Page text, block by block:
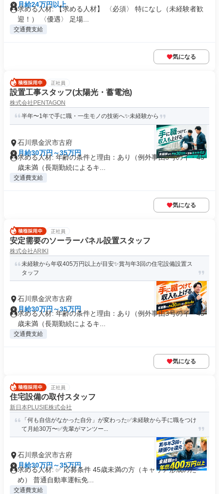
月給24万円以上
求める人材: 【求める人材】 〈必須〉 特になし（未経験者歓
迎！） 〈優遇〉 足場...
交通費支給
気になる
正社員
設置工事スタッフ(太陽光・蓄電池)
株式会社PENTAGON
半年〜1年で手に職・一生モノの技術へ✨未経験から
石川県金沢市古府
月給30万円～35万円
求める人材: 年齢の条件と理由：あり（例外事由3号のイ・45
歳未満（長期勤続によるキ...
交通費支給
気になる
正社員
安定需要のソーラーパネル設置スタッフ
株式会社ARIKI
未経験から年収405万円以上が目安✨賞与年3回の住宅設備設置ス
タッフ
石川県金沢市古府
月給30万円～35万円
求める人材: 年齢の条件と理由：あり（例外事由3号のイ・45
歳未満（長期勤続によるキ...
交通費支給
気になる
正社員
住宅設備の取付スタッフ
新日本PLUSIE株式会社
「何も自信がなかった自分」が変わった✅未経験から手に職をつけ
て月給30万〜✅先輩がマンツー...
石川県金沢市古府
月給30万円～35万円
求める人材: ✅ 応募条件 45歳未満の方（キャリア形成のた
め） 普通自動車運転免...
交通費支給